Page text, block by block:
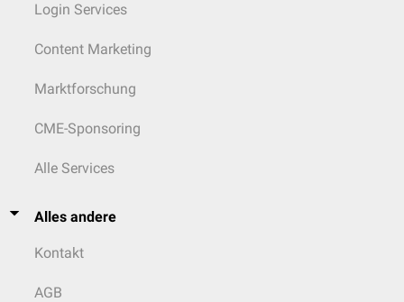
Login Services
Content Marketing
Marktforschung
CME-Sponsoring
Alle Services
Alles andere
Kontakt
AGB